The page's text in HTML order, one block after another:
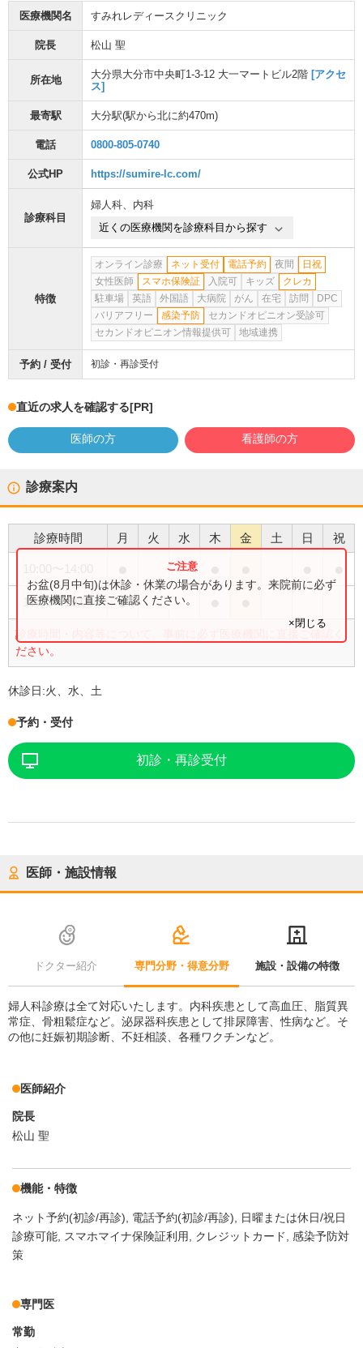
医療機関名 すみれレディースクリニック
院長 松山 聖
所在地 大分県大分市中央町1-3-12 大一マートビル2階 [アクセ
ス]
最寄駅 大分駅(駅から北に約470m)
電話 0800-805-0740
公式HP https://sumire-lc.com/
診療科目
婦人科、 内科
近くの医療機関を診療科目から探す
特徴
オンライン診療 ネット受付 電話予約 夜間
日祝
女性医師
スマホ保険証 入院可 キッズ
クレカ
駐車場
英語 外国語 大病院 がん 在宅 訪問
DPC
バリアフリー
感染予防
セカンドオピニオン受診可
セカンドオピニオン情報提供可
地域連携
予約 / 受付 初診・再診受付
直近の求人を確認する[PR]
医師の方 看護師の方
診療案内
診療時間 月 火 水 木 金 土 日 祝
15:00〜19:00 ●
診療時間・内容等について、事前に必ず医療機関に直接ご確認く
ださい。
お盆(8月中旬)は休診・休業の場合があります。来院前に必ず
医療機関に直接ご確認ください。
×閉じる
休診日:火、水、土
予約・受付
初診・再診受付
医師・施設情報
ドクター紹介 専門分野・得意分野 施設・設備の特徴
婦人科診療は全て対応いたします。内科疾患として高血圧、脂質異
常症、骨粗鬆症など。泌尿器科疾患として排尿障害、性病など。そ
の他に妊娠初期診断、不妊相談、各種ワクチンなど。
医師紹介
院長
松山 聖
機能・特徴
ネット予約(初診/再診) 電話予約(初診/再診)
日曜または休日/祝日
診療可能 スマホマイナ保険証利用 クレジットカード
感染予防対
策
専門医
常勤